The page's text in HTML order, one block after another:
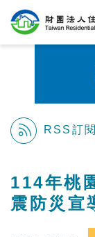
RSS訂閱
114年桃
震防災宣